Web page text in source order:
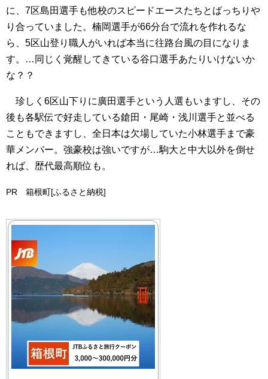
に、7区島田選手も他校のスピードエースたちとばっちりや
り合っていました。楠岡選手が66分台で流れを作れるな
ら、5区山登り職人がいれば本当に往路台風の目になりま
す。…同じく覚醒してきている谷口選手あたりいけないか
な？？
珍しく6区山下りに廣田選手という人選もいますし、その
後も各駅伝で好走している鎗田・尾崎・浅川選手と並べる
こともできますし、全日本は欠場していた小林選手まで豪
華メンバー。強豪校は強いですが…駒大と中大以外を倒せ
れば、歴代最高順位も。
PR 箱根町[ふるさと納税]